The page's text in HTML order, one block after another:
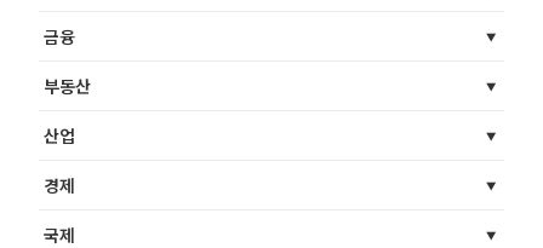
금융
부동산
산업
경제
국제